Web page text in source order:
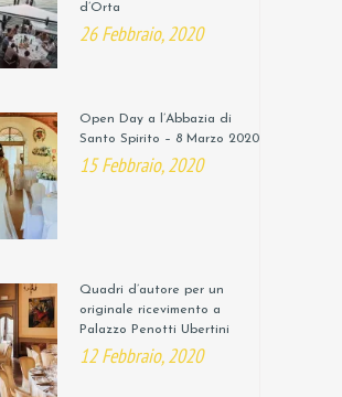
d’Orta
26 Febbraio, 2020
Open Day a l’Abbazia di
Santo Spirito – 8 Marzo 2020
15 Febbraio, 2020
Quadri d’autore per un
originale ricevimento a
Palazzo Penotti Ubertini
12 Febbraio, 2020